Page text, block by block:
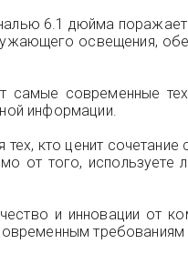
6.1 дюйма
освещения,
самые современные
информации.
кто ценит
от того,
и инновации от